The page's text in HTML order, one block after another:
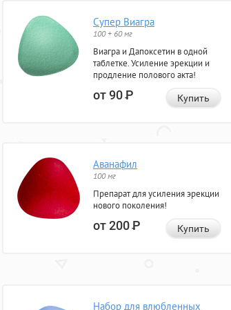
Супер Виагра
100 + 60 мг
Виагра и Дапоксетин в одной
таблетке. Усиление эрекции и
продление полового акта!
от 90Р Купить
Аванафил
100 мг
Препарат для усиления эрекции
нового поколения!
от 200Р Купить
Набор для влюбленных